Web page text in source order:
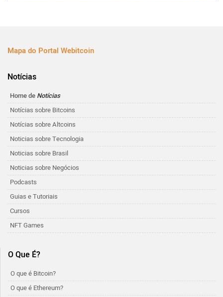
Mapa do Portal Webitcoin
Notícias
Home de Notícias
Notícias sobre Bitcoins
Notícias sobre Altcoins
Noticias sobre Tecnologia
Noticias sobre Brasil
Noticias sobre Negócios
Podcasts
Guias e Tutoriais
Cursos
NFT Games
O Que É?
O que é Bitcoin?
O que é Ethereum?